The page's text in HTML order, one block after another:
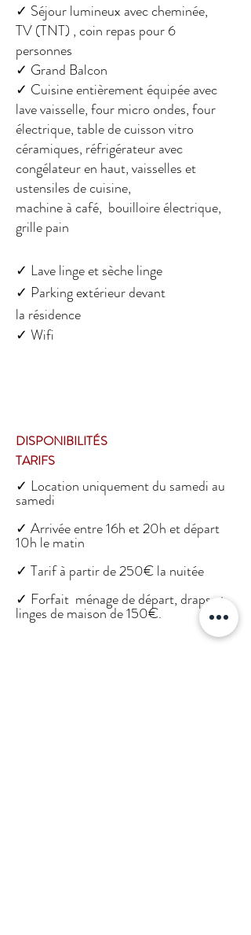
✓ Séjour lumineux avec cheminée,
TV (TNT) , coin repas pour 6
personnes
✓ Grand Balcon
✓ Cuisine entièrement équipée avec
lave vaisselle,four micro ondes, four
électrique, table de cuissonvitro
céramiques, réfrigérateur avec
congélateur en haut, vaisselles et
ustensiles de cuisine,
machine à café, bouilloire électrique,
grille pain
✓ Lave linge et sèche linge
✓ Parking extérieur devant
la résidence
✓ Wifi
DISPONIBILITÉS
TARIFS
✓ Location uniquement du samedi au
samedi
✓ Arrivée entre 16h et 20h et départ
10h le matin
✓ Tarif à partir de 250€ la nuitée
✓ Forfait ménage de départ, draps et
linges de maison de 150€.